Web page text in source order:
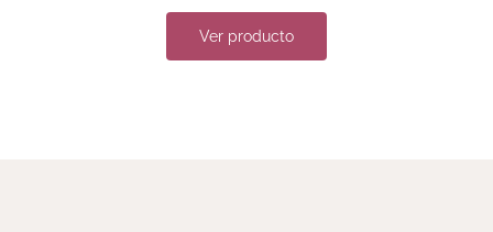
Ver producto